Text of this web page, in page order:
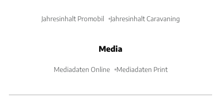
Jahresinhalt Promobil Jahresinhalt Caravaning
Media
Mediadaten Online Mediadaten Print